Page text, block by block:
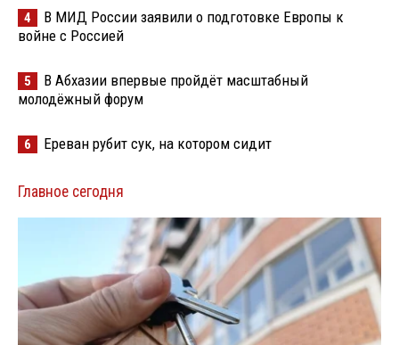
4
В МИД России заявили о подготовке Европы к
войне с Россией
5
В Абхазии впервые пройдёт масштабный
молодёжный форум
6 Ереван рубит сук, на котором сидит
Главное сегодня